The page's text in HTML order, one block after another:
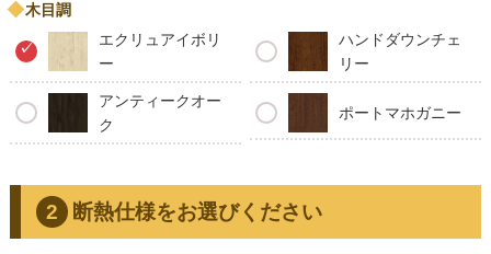
木目調
エクリュアイボリ
ー
ハンドダウンチェ
リー
アンティークオー
ク
ポートマホガニー
断熱仕様をお選びください